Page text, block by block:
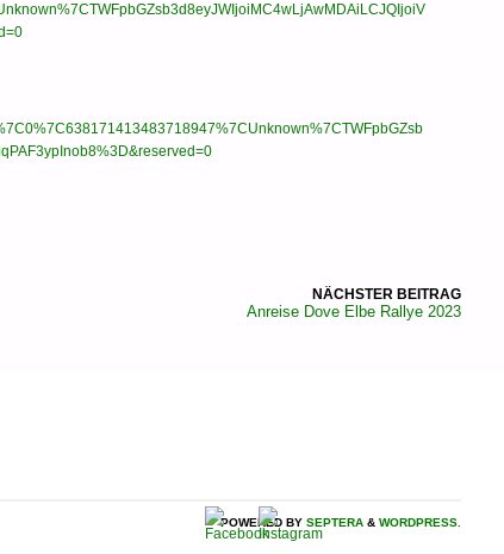
NÄCHSTER BEITRAG
Anreise Dove Elbe Rallye 2023
POWERED BY SEPTERA & WORDPRESS.